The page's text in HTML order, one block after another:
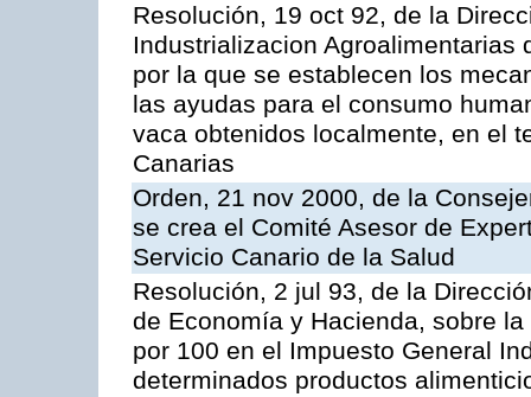
Resolución, 19 oct 92, de la
Industrializacion Agroalimentarias
por la que se establecen los
las ayudas para el consumo
vaca obtenidos localmente, en el
Canarias
Orden, 21 nov 2000, de la
se crea el Comité Asesor de
Servicio Canario de la Salud
Resolución, 2 jul 93, de la
de Economía y Hacienda, sobre
por 100 en el Impuesto General
determinados productos